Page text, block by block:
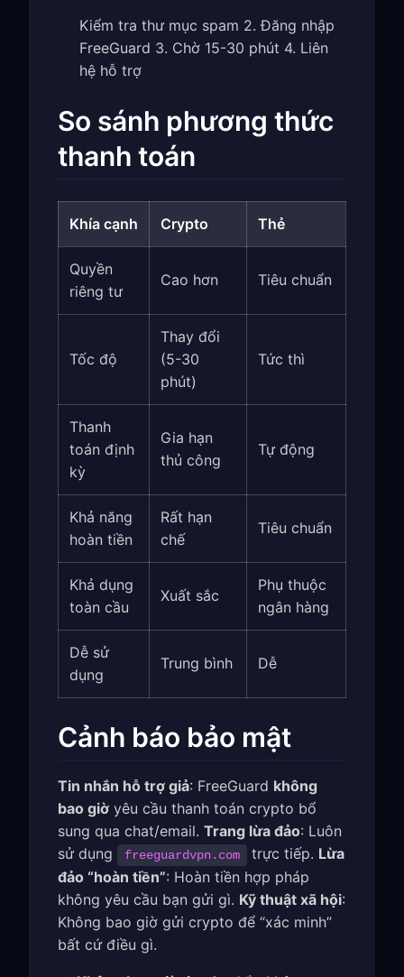
Kiểm tra thư mục spam 2. Đăng nhập
FreeGuard 3. Chờ 15-30 phút 4. Liên
hệ hỗ trợ
So sánh phương thức
thanh toán
Khía cạnh Crypto Thẻ
Quyền
riêng tư
Cao hơn Tiêu chuẩn
Tốc độ
Thay đổi
(5-30
phút)
Tức thì
Thanh
toán định
kỳ
Gia hạn
thủ công
Tự động
Khả năng
hoàn tiền
Rất hạn
chế
Tiêu chuẩn
Khả dụng
toàn cầu
Xuất sắc
Phụ thuộc
ngân hàng
Dễ sử
dụng
Trung bình Dễ
Cảnh báo bảo mật
Tin nhắn hỗ trợ giả: FreeGuard không
bao giờ yêu cầu thanh toán crypto bổ
sung qua chat/email. Trang lừa đảo: Luôn
sử dụng
freeguardvpn.com trực tiếp. Lừa
đảo “hoàn tiền”: Hoàn tiền hợp pháp
không yêu cầu bạn gửi gì. Kỹ thuật xã hội:
Không bao giờ gửi crypto để “xác minh”
bất cứ điều gì.